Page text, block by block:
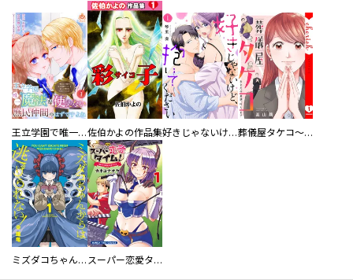
王立学園で唯一魔法が使えない庶民仲間のはずですよね～実は王子様で私を溺愛しているなんて告白はやめてください～佐伯かよの作品集 好きじゃないけど、抱いてください【電子単行本版／特典おまけ付き】 葬儀屋タケコ～あなたの最期、叶えます【電子単行本版】
ミズダコちゃんからは逃げられない！ スーパー恋愛タイム！～現場でドＳな彼女は自宅でデレる～